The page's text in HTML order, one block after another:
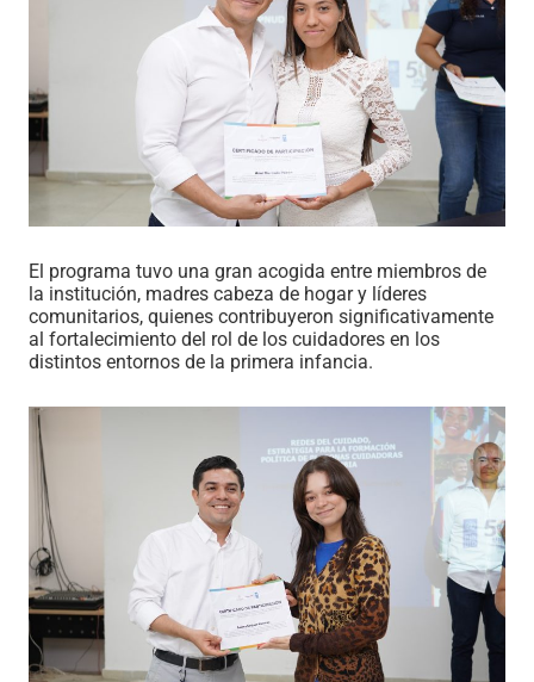
El programa tuvo una gran acogida entre miembros de
la institución, madres cabeza de hogar y líderes
comunitarios, quienes contribuyeron significativamente
al fortalecimiento del rol de los cuidadores en los
distintos entornos de la primera infancia.